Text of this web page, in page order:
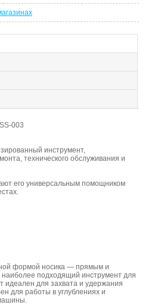
003
инструмент,
технического обслуживания и
его универсальным помощником
формой носика — прямым и
подходящий инструмент для
идеален для захвата и удержания
для работы в углублениях и